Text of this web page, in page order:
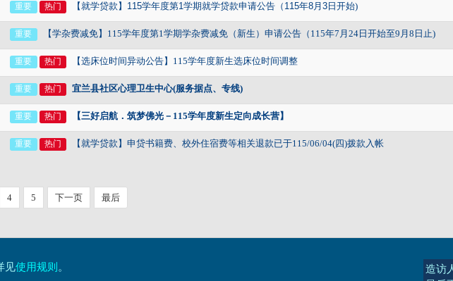
重要 热门 【就学贷款】 115学年度第1学期就学贷款申请公告（ 115年8月 3日开始)
重要 【学杂费减免】 115学年度第1学期学杂费减免（新生）申请公告（115年7月24日开始至9月8日止)
重要 热门 【选床位时间异动公告】115学年度新生选床位时间调整
重要 热门 宜兰县社区心理卫生中心(服务据点、专线)
重要 热门 【三好启航．筑梦佛光－115学年度新生定向成长营】
重要 热门 【就学贷款】申贷书籍费、校外住宿费等相关退款已于115/06/04(四)拨款入帐
4 5 下一页 最后
见使用规则 。
造访